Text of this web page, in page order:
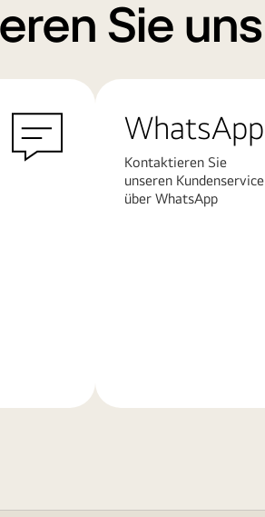
Sie uns
WhatsApp
Kontaktieren Sie
unseren Kundenservice
über WhatsApp